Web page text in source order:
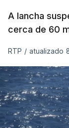
A lancha
cerca de 60
RTP / atualizado